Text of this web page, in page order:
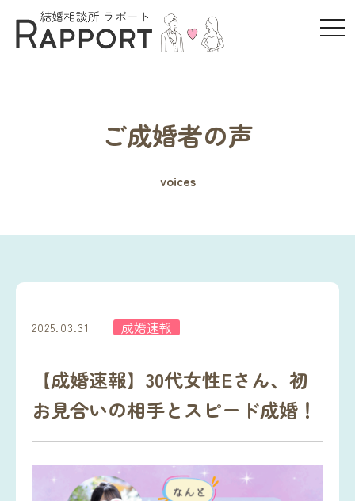
t
a
o
ご成婚者の声
voices
2025.03.31 成婚速報
【成婚速報】30代女性Eさん、初
お見合いの相手とスピード成婚！